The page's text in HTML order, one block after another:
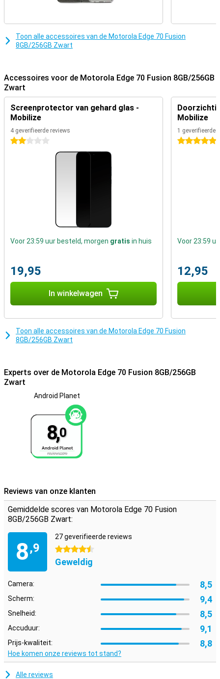
Toon alle accessoires van de Motorola Edge 70 Fusion
8GB/256GB Zwart
Accessoires voor de Motorola Edge 70 Fusion 8GB/256GB
Zwart
Screenprotector van gehard glas -
Mobilize
4 geverifieerde reviews
2 sterren
Voor 23:59 uur besteld, morgen gratis in huis
19,95
In winkelwagen
Mobilize
1 geverifieerde
5 sterren
Voor 23:59
12,95
Toon alle accessoires van de Motorola Edge 70 Fusion
8GB/256GB Zwart
Experts over de Motorola Edge 70 Fusion 8GB/256GB
Zwart
Android Planet
8,0
Reviews van onze klanten
Gemiddelde scores van Motorola Edge 70 Fusion
8GB/256GB Zwart:
8,9
27 geverifieerde reviews
4.5 sterren
Geweldig
Camera: 8,5
Scherm: 9,4
Snelheid: 8,5
Accuduur: 9,1
Prijs-kwaliteit: 8,8
Hoe komen onze reviews tot stand?
Alle reviews